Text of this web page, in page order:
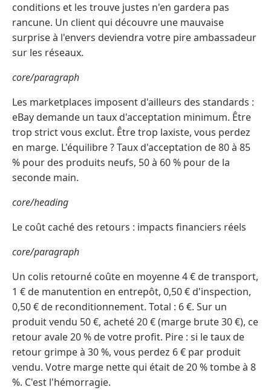
conditions et les trouve justes n'en gardera pas
rancune. Un client qui découvre une mauvaise
surprise à l'envers deviendra votre pire ambassadeur
sur les réseaux.
core/paragraph
Les marketplaces imposent d'ailleurs des standards :
eBay demande un taux d'acceptation minimum. Être
trop strict vous exclut. Être trop laxiste, vous perdez
en marge. L'équilibre ? Taux d'acceptation de 80 à 85
% pour des produits neufs, 50 à 60 % pour de la
seconde main.
core/heading
Le coût caché des retours : impacts financiers réels
core/paragraph
Un colis retourné coûte en moyenne 4 € de transport,
1 € de manutention en entrepôt, 0,50 € d'inspection,
0,50 € de reconditionnement. Total : 6 €. Sur un
produit vendu 50 €, acheté 20 € (marge brute 30 €), ce
retour avale 20 % de votre profit. Pire : si le taux de
retour grimpe à 30 %, vous perdez 6 € par produit
vendu. Votre marge nette qui était de 20 % tombe à 8
%. C'est l'hémorragie.